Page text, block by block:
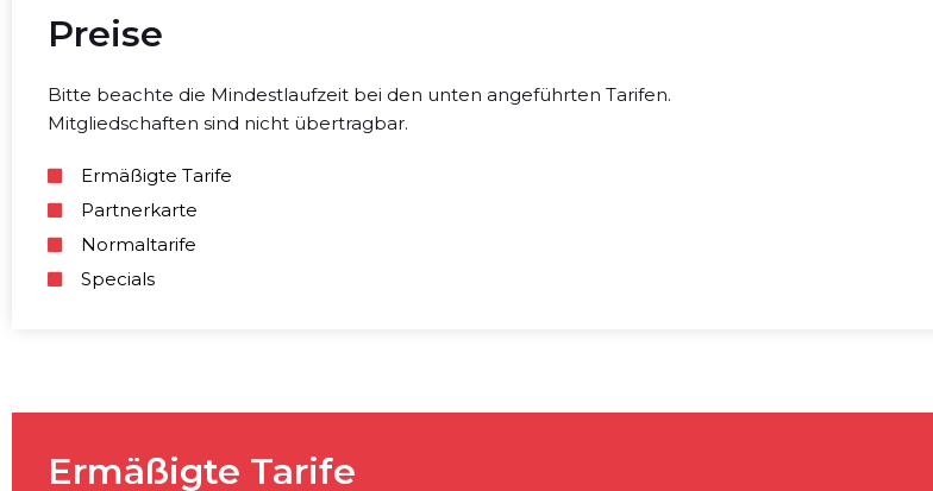
Preise
Bitte beachte die Mindestlaufzeit bei den unten angeführten Tarifen.
Mitgliedschaften sind nicht übertragbar.
Ermäßigte Tarife
Partnerkarte
Normaltarife
Specials
Ermäßigte Tarife